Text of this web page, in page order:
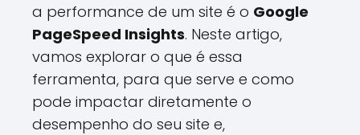
a performance de um site é o Google
PageSpeed Insights. Neste artigo,
vamos explorar o que é essa
ferramenta, para que serve e como
pode impactar diretamente o
desempenho do seu site e,